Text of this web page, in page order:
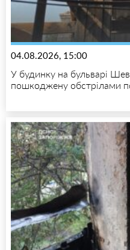
04.08.2026, 15:00
У будинку на бульварі
пошкоджену обстрілами